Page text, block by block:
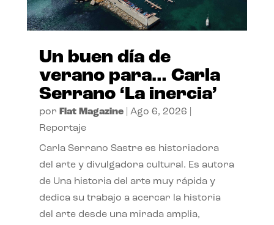
Un buen día de
verano para… Carla
Serrano ‘La inercia’
por Flat Magazine| Ago 6, 2026
Reportaje
Carla Serrano Sastre es historiadora
del arte y divulgadora cultural. Es autora
de Una historia del arte muy rápida y
dedica su trabajo a acercar la historia
del arte desde una mirada amplia,